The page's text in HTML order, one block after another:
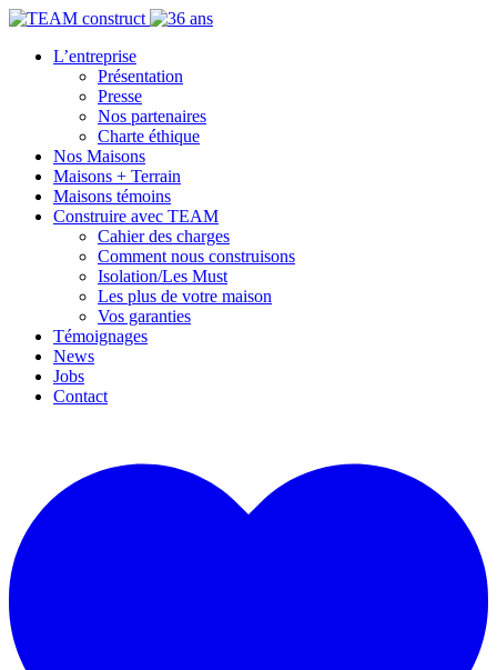
L’entreprise
Présentation
Presse
Nos partenaires
Charte éthique
Nos Maisons
Maisons + Terrain
Maisons témoins
Construire avec TEAM
Cahier des charges
Comment nous construisons
Isolation/Les Must
Les plus de votre maison
Vos garanties
Témoignages
News
Jobs
Contact